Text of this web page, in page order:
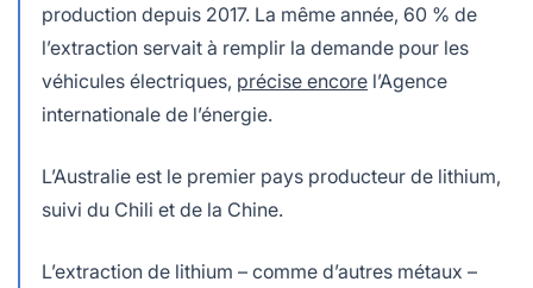
production depuis 2017. La même année, 60 % de
l’extraction servait à remplir la demande pour les
véhicules électriques, précise encore l’Agence
internationale de l’énergie.
L’Australie est le premier pays producteur de lithium,
suivi du Chili et de la Chine.
L’extraction de lithium – comme d’autres métaux –